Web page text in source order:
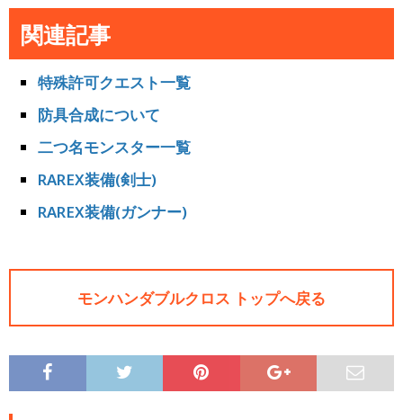
関連記事
特殊許可クエスト一覧
防具合成について
二つ名モンスター一覧
RAREX装備(剣士)
RAREX装備(ガンナー)
モンハンダブルクロス トップへ戻る